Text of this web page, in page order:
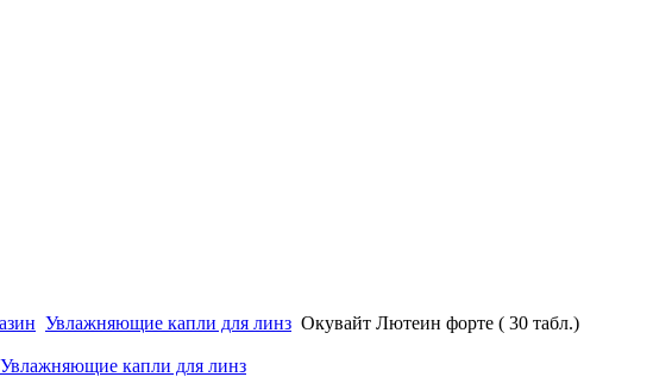
Увлажняющие капли для линз Окувайт Лютеин форте ( 30 табл.)
капли для линз